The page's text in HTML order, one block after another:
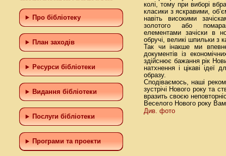
Про бібліотеку
План заходів
Ресурси бібліотеки
Видання бібліотеки
Послуги бібліотеки
Програми та проекти
колі, тому при виборі
класики з яскравими,
навіть високими
золотого або
елементами зачіски в
обручі, великі шпильки з
Так чи інакше ми
документів із
здійснює бажання рік
натхнення і цікаві ідеї
образу.
Сподіваємось, наші
зустрічі Нового року та
вразить своєю
Веселого Нового року
Див. фото